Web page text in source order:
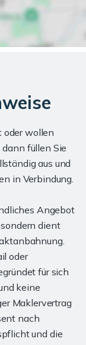
oder wollen
füllen Sie
aus und
in Verbindung.
Angebot
dient
oder
für sich
keine
Maklervertrag
nach
und die